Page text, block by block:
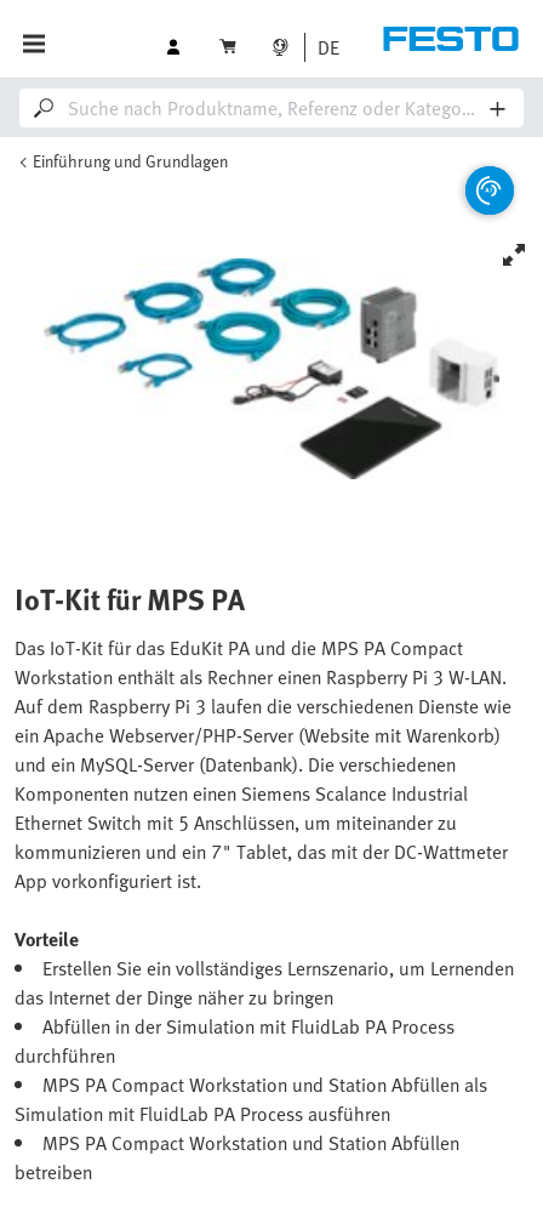
DE
Einführung und Grundlagen
IoT-Kit für MPS PA
Das IoT-Kit für das EduKit PA und die MPS PA Compact
Workstation enthält als Rechner einen Raspberry Pi 3 W-LAN.
Auf dem Raspberry Pi 3 laufen die verschiedenen Dienste wie
ein Apache Webserver/PHP-Server (Website mit Warenkorb)
und ein MySQL-Server (Datenbank). Die verschiedenen
Komponenten nutzen einen Siemens Scalance Industrial
Ethernet Switch mit 5 Anschlüssen, um miteinander zu
kommunizieren und ein 7" Tablet, das mit der DC-Wattmeter
App vorkonfiguriert ist.
Vorteile
Erstellen Sie ein vollständiges Lernszenario, um Lernenden
das Internet der Dinge näher zu bringen
Abfüllen in der Simulation mit FluidLab PA Process
durchführen
MPS PA Compact Workstation und Station Abfüllen als
Simulation mit FluidLab PA Process ausführen
MPS PA Compact Workstation und Station Abfüllen
betreiben